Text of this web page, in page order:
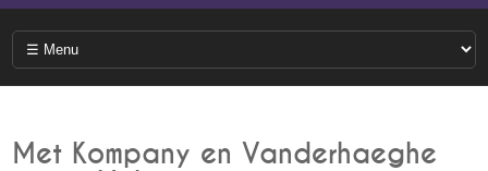
Met Kompany en Vanderhaeghe